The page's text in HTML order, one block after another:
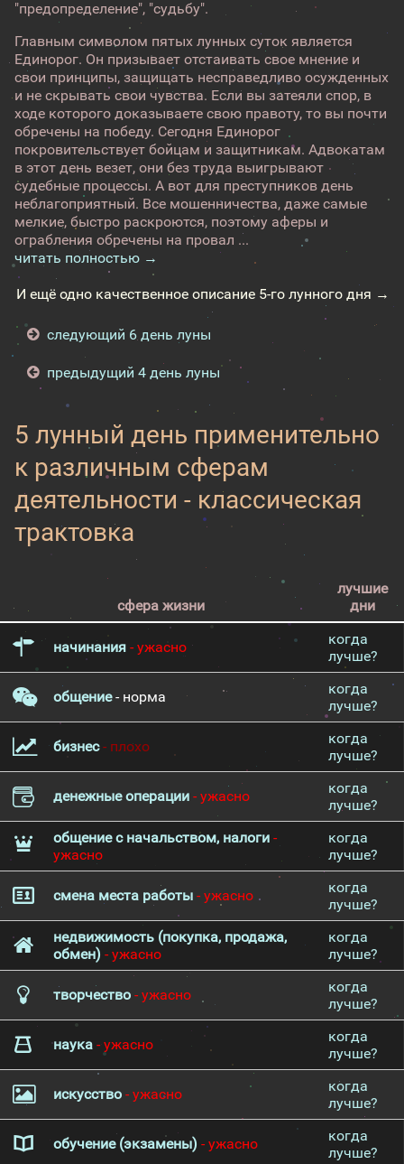
"предопределение", "судьбу".
Главным символом пятых лунных суток является
Единорог. Он призывает отстаивать свое мнение и
свои принципы, защищать несправедливо осужденных
и не скрывать свои чувства. Если вы затеяли спор, в
ходе которого доказываете свою правоту, то вы почти
обречены на победу. Сегодня Единорог
покровительствует бойцам и защитникам. Адвокатам
в этот день везет, они без труда выигрывают
судебные процессы. А вот для преступников день
неблагоприятный. Все мошенничества, даже самые
мелкие, быстро раскроются, поэтому аферы и
ограбления обречены на провал ...
читать полностью →
И ещё одно качественное описание 5-го лунного дня →
следующий 6 день луны
предыдущий 4 день луны
5 лунный день применительно
к различным сферам
деятельности - классическая
трактовка
сфера жизни
лучшие
дни
начинания - ужасно
когда
лучше?
общение- норма
когда
лучше?
бизнес- плохо
когда
лучше?
денежные операции - ужасно
когда
лучше?
общение с начальством, налоги -
ужасно
когда
лучше?
смена места работы - ужасно
когда
лучше?
недвижимость (покупка, продажа,
обмен) - ужасно
когда
лучше?
творчество - ужасно
когда
лучше?
наука - ужасно
когда
лучше?
искусство - ужасно
когда
лучше?
обучение (экзамены) - ужасно
когда
лучше?